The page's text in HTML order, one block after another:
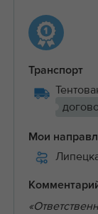
Транспорт
Мои